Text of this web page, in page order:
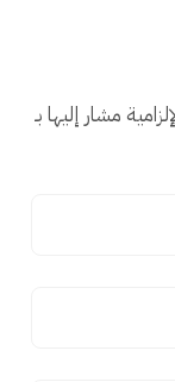
مشار إليها بـ